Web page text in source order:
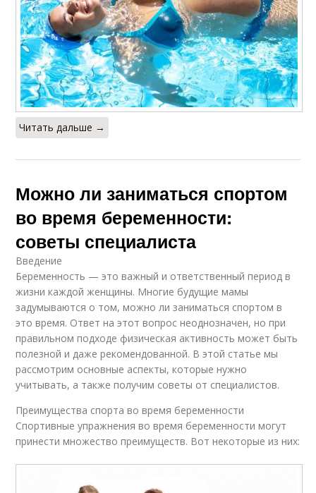
Читать дальше →
Можно ли заниматься спортом
во время беременности:
советы специалиста
Введение
Беременность — это важный и ответственный период в
жизни каждой женщины. Многие будущие мамы
задумываются о том, можно ли заниматься спортом в
это время. Ответ на этот вопрос неоднозначен, но при
правильном подходе физическая активность может быть
полезной и даже рекомендованной. В этой статье мы
рассмотрим основные аспекты, которые нужно
учитывать, а также получим советы от специалистов.
Преимущества спорта во время беременности
Спортивные упражнения во время беременности могут
принести множество преимуществ. Вот некоторые из них: